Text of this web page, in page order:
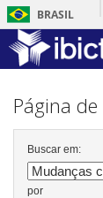
BRASIL
Skip
Página de
Buscar em:
por